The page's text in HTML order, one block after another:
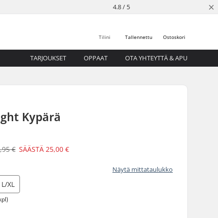
4.8 / 5 ×
Ostoskori
Tallennettu
Tilini
TARJOUKSET OPPAAT OTA YHTEYTTÄ & APU
Kypärä
€ SÄÄSTÄ25,00 €
Näytä mittataulukko
L/XL